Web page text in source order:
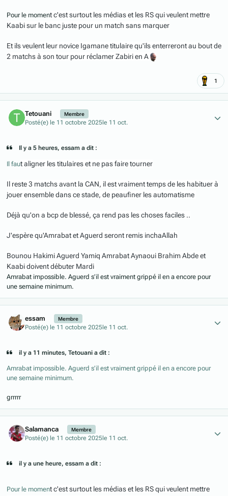
Pour le moment c'est surtout les médias et les RS qui veulent mettre
Kaabi sur le banc juste pour un match sans marquer
Et ils veulent leur novice Igamane titulaire qu'ils enterreront au bout de
2 matchs à son tour pour réclamer Zabiri en A
1
Tetouani Membre
Posté(e) le 11 octobre 2025 le 11 oct.
Il y a 5 heures, essam a dit :
Il faut aligner les titulaires et ne pas faire tourner
Il reste 3 matchs avant la CAN, il est vraiment temps de les habituer à
jouer ensemble dans ce stade, de peaufiner les automatisme
Déjà qu'on a bcp de blessé, ça rend pas les choses faciles ..
J'espère qu'Amrabat et Aguerd seront remis inchaAllah
Bounou Hakimi Aguerd Yamiq Amrabat Aynaoui Brahim Abde et
Kaabi doivent débuter Mardi
Amrabat impossible. Aguerd s’il est vraiment grippé il en a encore pour
une semaine minimum.
essam Membre
Posté(e) le 11 octobre 2025 le 11 oct.
il y a 11 minutes, Tetouani a dit :
Amrabat impossible. Aguerd s’il est vraiment grippé il en a encore pour
une semaine minimum.
grrrrr
Salamanca Membre
Posté(e) le 11 octobre 2025 le 11 oct.
il y a une heure, essam a dit :
Pour le moment c'est surtout les médias et les RS qui veulent mettre